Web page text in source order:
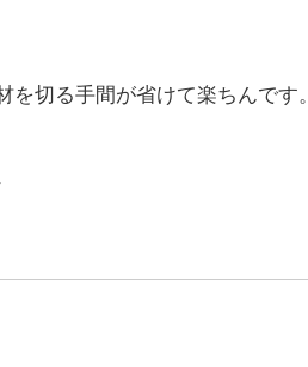
切る手間が省けて楽ちんです。